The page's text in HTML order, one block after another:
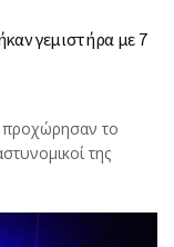
γεμιστήρα με 7
προχώρησαν το
της